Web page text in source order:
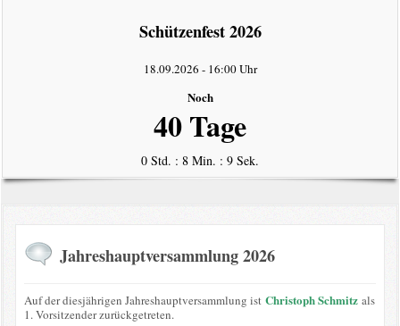
Schützenfest 2026
18.09.2026 - 16:00 Uhr
Noch
40 Tage
0 Std. : 8 Min. : 8 Sek.
Jahreshauptversammlung 2026
Auf der diesjährigen Jahreshauptversammlung ist Christoph Schmitzals
1. Vorsitzender zurückgetreten.